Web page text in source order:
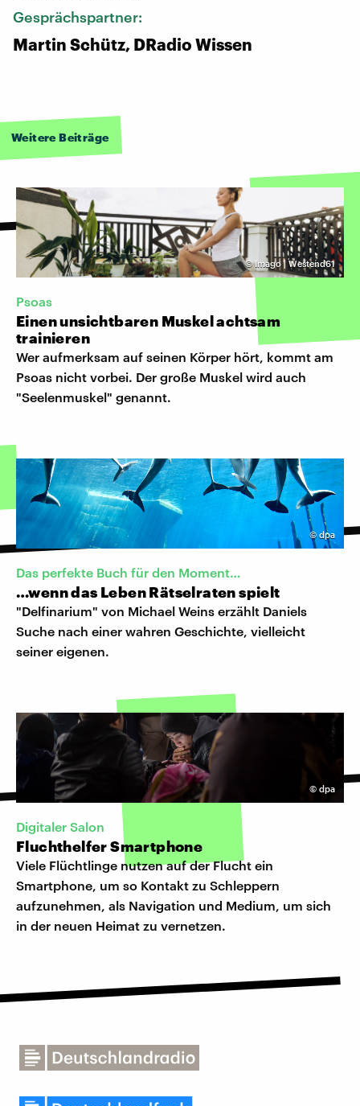
Gesprächspartner:
Martin Schütz, DRadio Wissen
Weitere Beiträge
©Imago | Westend61
Psoas
Einen unsichtbaren Muskel achtsam
trainieren
Wer aufmerksam auf seinen Körper hört, kommt am
Psoas nicht vorbei. Der große Muskel wird auch
"Seelenmuskel" genannt.
© dpa
Das perfekte Buch für den Moment…
…wenn das Leben Rätselraten spielt
"Delfinarium" von Michael Weins erzählt Daniels
Suche nach einer wahren Geschichte, vielleicht
seiner eigenen.
© dpa
Digitaler Salon
Fluchthelfer Smartphone
Viele Flüchtlinge nutzen auf der Flucht ein
Smartphone, um so Kontakt zu Schleppern
aufzunehmen, als Navigation und Medium, um sich
in der neuen Heimat zu vernetzen.